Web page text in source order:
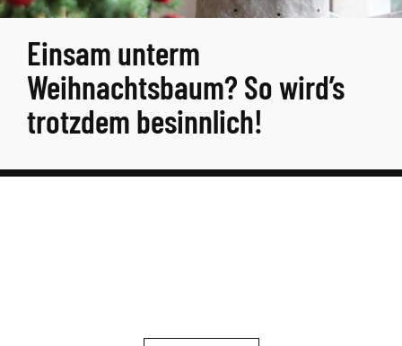
Einsam unterm
Weihnachtsbaum? So wird’s
trotzdem besinnlich!